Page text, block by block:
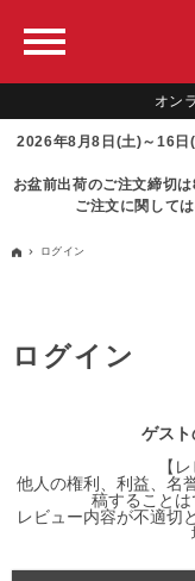
オン
2026年8月8日(土)～16日
お盆前出荷のご注文締切
ご注文に関して
ログイン
ログイン
ゲスト
【
他人の権利、利益、名
稿することは
レビュー内容が不適切